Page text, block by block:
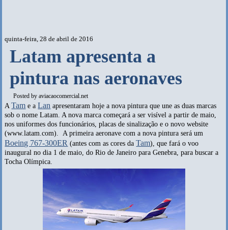
quinta-feira, 28 de abril de 2016
Latam apresenta a
pintura nas aeronaves
Posted byaviacaocomercial.net
ATam e aLan apresentaram hoje a nova pintura que une as duas marcas
sob o nome Latam. A nova marca começará a ser visível a partir de maio,
nos uniformes dos funcionários, placas de sinalização e o novo website
(www.latam.com). A primeira aeronave com a nova pintura será um
Boeing 767-300ER (antes com as cores daTam), que fará o voo
inaugural no dia 1 de maio, do Rio de Janeiro para Genebra, para buscar a
Tocha Olímpica.